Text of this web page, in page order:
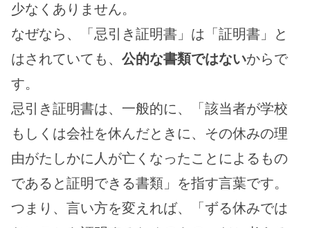
少なくありません。
なぜなら、「忌引き証明書」は「証明書」と
はされていても、 公的な書類ではないからで
す。
忌引き証明書は、一般的に、「該当者が学校
もしくは会社を休んだときに、その休みの理
由がたしかに人が亡くなったことによるもの
であると証明できる書類」を指す言葉です。
つまり、言い方を変えれば、「ずる休みでは